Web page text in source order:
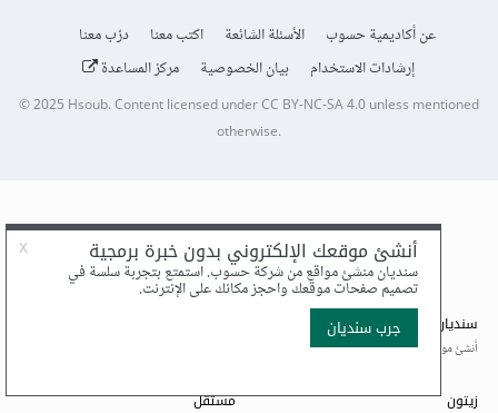
عن أكاديمية حسوب الأسئلة الشائعة اكتب معنا
درّب معنا
إرشادات الاستخدام
بيان الخصوصية مركز المساعدة
© 2025 Hsoub.Content licensed underCC BY-NC-SA 4.0unless mentioned
otherwise.